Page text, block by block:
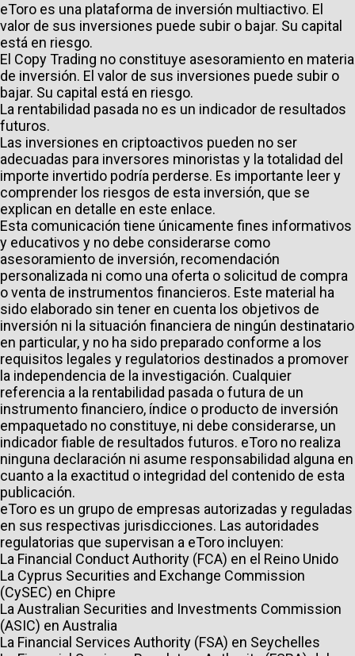
eToro es una plataforma de inversión multiactivo. El
valor de sus inversiones puede subir o bajar. Su capital
está en riesgo.
El Copy Trading no constituye asesoramiento en materia
de inversión. El valor de sus inversiones puede subir o
bajar. Su capital está en riesgo.
La rentabilidad pasada no es un indicador de resultados
futuros.
Las inversiones en criptoactivos pueden no ser
adecuadas para inversores minoristas y la totalidad del
importe invertido podría perderse. Es importante leer y
comprender los riesgos de esta inversión, que se
explican en detalle en este enlace.
Esta comunicación tiene únicamente fines informativos
y educativos y no debe considerarse como
asesoramiento de inversión, recomendación
personalizada ni como una oferta o solicitud de compra
o venta de instrumentos financieros. Este material ha
sido elaborado sin tener en cuenta los objetivos de
inversión ni la situación financiera de ningún destinatario
en particular, y no ha sido preparado conforme a los
requisitos legales y regulatorios destinados a promover
la independencia de la investigación. Cualquier
referencia a la rentabilidad pasada o futura de un
instrumento financiero, índice o producto de inversión
empaquetado no constituye, ni debe considerarse, un
indicador fiable de resultados futuros. eToro no realiza
ninguna declaración ni asume responsabilidad alguna en
cuanto a la exactitud o integridad del contenido de esta
publicación.
eToro es un grupo de empresas autorizadas y reguladas
en sus respectivas jurisdicciones. Las autoridades
regulatorias que supervisan a eToro incluyen:
La Financial Conduct Authority (FCA) en el Reino Unido
La Cyprus Securities and Exchange Commission
(CySEC) en Chipre
La Australian Securities and Investments Commission
(ASIC) en Australia
La Financial Services Authority (FSA) en Seychelles